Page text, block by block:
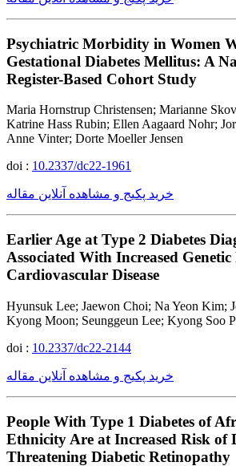
Psychiatric Morbidity in Women
Gestational Diabetes Mellitus: A
Register-Based Cohort Study
Maria Hornstrup Christensen; Marianne
Katrine Hass Rubin; Ellen Aagaard Nohr;
Anne Vinter; Dorte Moeller Jensen
doi : 10.2337/dc22-1961
خرید پکیج و مشاهده آنلاین مقاله
Earlier Age at Type 2 Diabetes
Associated With Increased
Cardiovascular Disease
Hyunsuk Lee; Jaewon Choi; Na Yeon Kim;
Kyong Moon; Seunggeun Lee; Kyong Soo
doi : 10.2337/dc22-2144
خرید پکیج و مشاهده آنلاین مقاله
People With Type 1 Diabetes of
Ethnicity Are at Increased Risk of
Threatening Diabetic Retinopathy